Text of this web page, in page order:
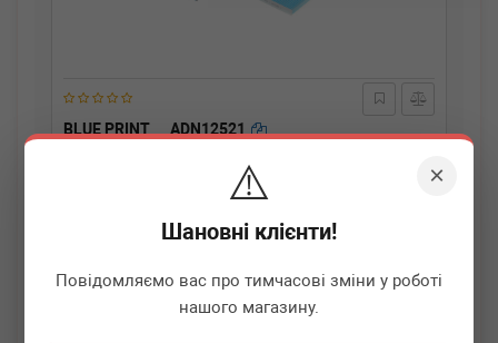
×
⚠️
Шановні клієнти!
Повідомляємо вас про тимчасові зміни у роботі
нашого магазину.
BLUE PRINT ADN12521
В кошик